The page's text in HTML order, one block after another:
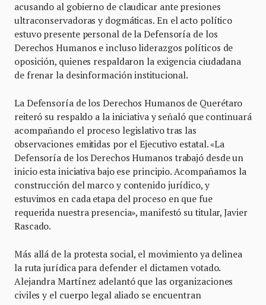
acusando al gobierno de claudicar ante presiones
ultraconservadoras y dogmáticas. En el acto político
estuvo presente personal de la Defensoría de los
Derechos Humanos e incluso liderazgos políticos de
oposición, quienes respaldaron la exigencia ciudadana
de frenar la desinformación institucional.
La Defensoría de los Derechos Humanos de Querétaro
reiteró su respaldo a la iniciativa y señaló que continuará
acompañando el proceso legislativo tras las
observaciones emitidas por el Ejecutivo estatal. «La
Defensoría de los Derechos Humanos trabajó desde un
inicio esta iniciativa bajo ese principio. Acompañamos la
construcción del marco y contenido jurídico, y
estuvimos en cada etapa del proceso en que fue
requerida nuestra presencia», manifestó su titular, Javier
Rascado.
Más allá de la protesta social, el movimiento ya delinea
la ruta jurídica para defender el dictamen votado.
Alejandra Martínez adelantó que las organizaciones
civiles y el cuerpo legal aliado se encuentran